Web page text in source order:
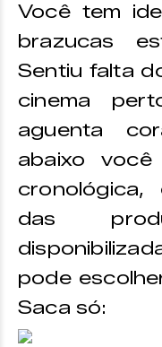
Você tem
brazucas
Sentiu falta
cinema
aguenta
abaixo
das
pode
Saca só: